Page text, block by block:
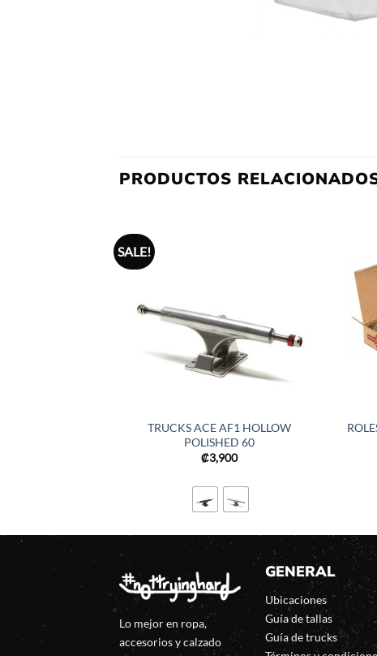
PRODUCTOS
SALE!
TRUCKS ACE AF1 HOLLOW
POLISHED 60
₡3,900
Lo mejor en ropa,
accesorios y calzado
GENERAL
Ubicaciones
Guía de tallas
Guía de trucks